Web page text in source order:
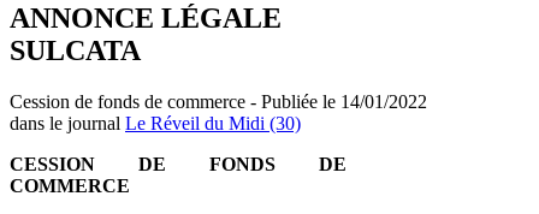
ANNONCE LÉGALE
SULCATA
Cession de fonds de commerce - Publiée le 14/01/2022
dans le journal Le Réveil du Midi (30)
CESSION DE FONDS DE
COMMERCE